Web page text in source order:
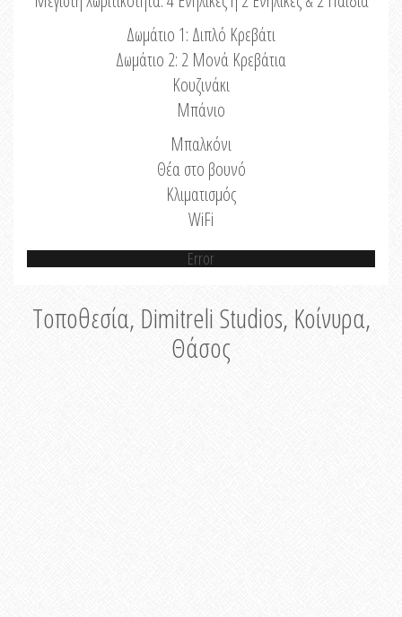
Δωμάτιο 1: Διπλό Κρεβάτι
Δωμάτιο 2: 2 Μονά Κρεβάτια
Κουζινάκι
Μπάνιο
Μπαλκόνι
Θέα στο βουνό
Κλιματισμός
WiFi
Error
Τοποθεσία, Dimitreli Studios, Κοίνυρα,
Θάσος